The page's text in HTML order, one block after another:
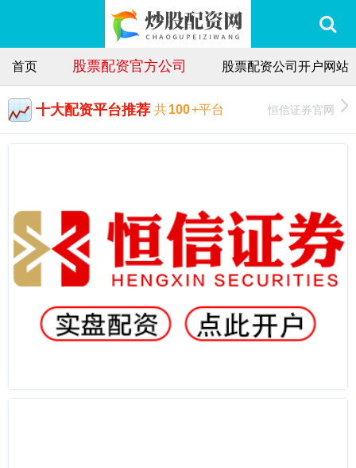
首页 股票配资官方公司 股票配资公司开户网站
十大配资平台推荐 共100+平台 恒信证券官网